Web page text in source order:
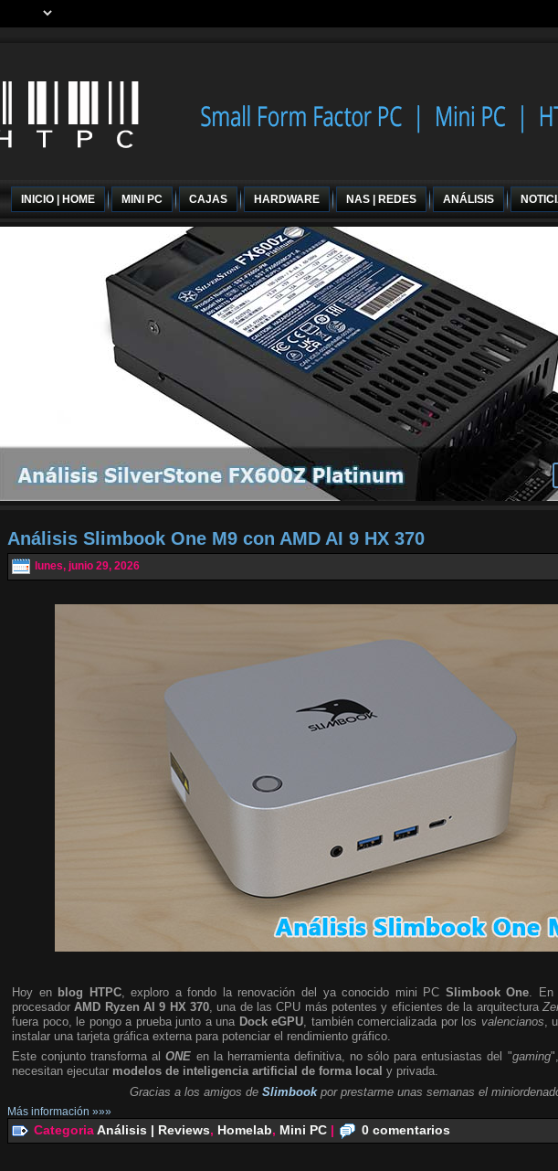
INICIO | HOME MINI PC CAJAS HARDWARE NAS | REDES ANÁLISIS
Análisis Slimbook One M9 con AMD AI 9 HX 370
lunes, junio 29, 2026
Hoy en blog HTPC, exploro a fondo la renovación del ya conocido mini PC Slimbook One .
procesadorAMD Ryzen AI 9 HX 370 , una de las CPU más potentes y eficientes de la arquitectura
fuera poco, le pongo a prueba junto a una Dock eGPU , también comercializada por los valencianos ,
instalar una tarjeta gráfica externa para potenciar el rendimiento gráfico.
Este conjunto transforma alONE en la herramienta definitiva, no sólo para entusiastas del "gaming
necesitan ejecutar modelos de inteligencia artificial de forma local y privada.
Gracias a los amigos de Slimbook por prestarme unas semanas el
Más información »»»
CategoriaAnálisis | Reviews, Homelab, Mini PC | 0 comentarios